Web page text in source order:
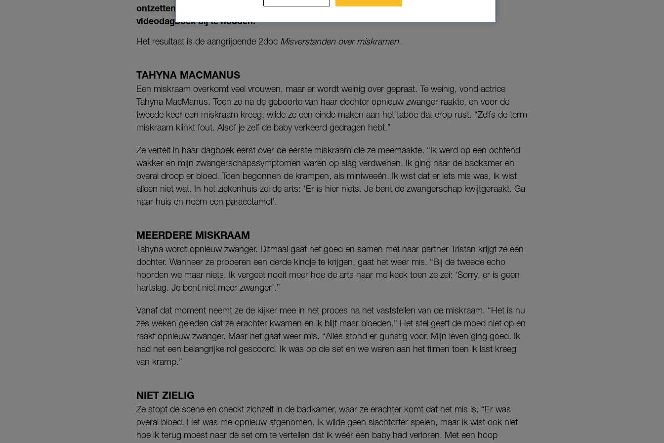
ontzettend alleen in haar verdriet. Toen het nog een keer gebeurde, besloot ze een
videodagboek bij te houden.
Het resultaat is de aangrijpende 2doc Misverstanden over miskramen.
TAHYNA MACMANUS
Een miskraam overkomt veel vrouwen, maar er wordt weinig over gepraat. Te weinig, vond actrice
Tahyna MacManus. Toen ze na de geboorte van haar dochter opnieuw zwanger raakte, en voor de
tweede keer een miskraam kreeg, wilde ze een einde maken aan het taboe dat erop rust. “Zelfs de term
miskraam klinkt fout. Alsof je zelf de baby verkeerd gedragen hebt.”
Ze vertelt in haar dagboek eerst over de eerste miskraam die ze meemaakte. “Ik werd op een ochtend
wakker en mijn zwangerschapssymptomen waren op slag verdwenen. Ik ging naar de badkamer en
overal droop er bloed. Toen begonnen de krampen, als miniweeën. Ik wist dat er iets mis was, ik wist
alleen niet wat. In het ziekenhuis zei de arts: ‘Er is hier niets. Je bent de zwangerschap kwijtgeraakt. Ga
naar huis en neem een ​​paracetamol’.
MEERDERE MISKRAAM
Tahyna wordt opnieuw zwanger. Ditmaal gaat het goed en samen met haar partner Tristan krijgt ze een
dochter. Wanneer ze proberen een derde kindje te krijgen, gaat het weer mis. “Bij de tweede echo
hoorden we maar niets. Ik vergeet nooit meer hoe de arts naar me keek toen ze zei: ‘Sorry, er is geen
hartslag. Je bent niet meer zwanger’.”
Vanaf dat moment neemt ze de kijker mee in het proces na het vaststellen van de miskraam. “Het is nu
zes weken geleden dat ze erachter kwamen en ik blijf maar bloeden.” Het stel geeft de moed niet op en
raakt opnieuw zwanger. Maar het gaat weer mis. “Alles stond er gunstig voor. Mijn leven ging goed. Ik
had net een belangrijke rol gescoord. Ik was op die set en we waren aan het filmen toen ik last kreeg
van kramp.”
NIET ZIELIG
Ze stopt de scene en checkt zichzelf in de badkamer, waar ze erachter komt dat het mis is. “Er was
overal bloed. Het was me opnieuw afgenomen. Ik wilde geen slachtoffer spelen, maar ik wist ook niet
hoe ik terug moest naar de set om te vertellen dat ik wéér een baby had verloren. Met een hoop